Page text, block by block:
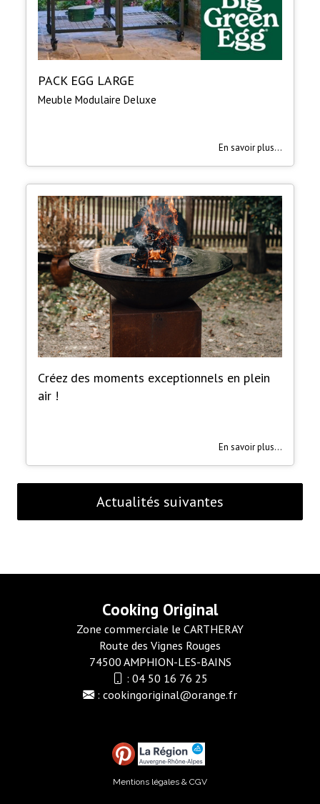
PACK EGG LARGE
Meuble Modulaire Deluxe
En savoir plus...
Créez des moments exceptionnels en plein
air !
En savoir plus...
Actualités suivantes
Cooking Original
Zone commerciale le CARTHERAY
Route des Vignes Rouges
74500 AMPHION-LES-BAINS
: 04 50 16 76 25
: cookingoriginal@orange.fr
Mentions légales & CGV